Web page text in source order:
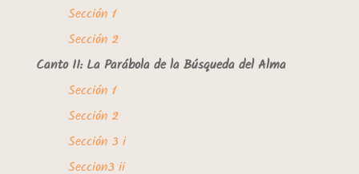
Sección 1
Sección 2
Canto II: La Parábola de la Búsqueda del Alma
Sección 1
Sección 2
Sección 3 i
Seccion3 ii